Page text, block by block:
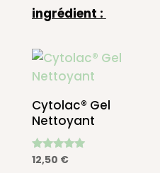
ingrédient :
Cytolac® Gel
Nettoyant
Note
4.86
12,50 €